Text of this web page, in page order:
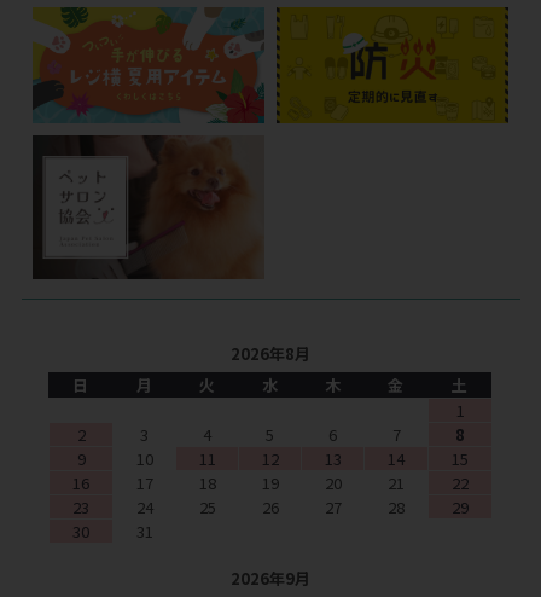
2026年8月
日
月 火 水 木 金
土
1
2
3 4 5 6 7
8
9
10 11 12 13 14
15
16
17 18 19 20 21
22
23
24 25 26 27 28
29
30
31
2026年9月